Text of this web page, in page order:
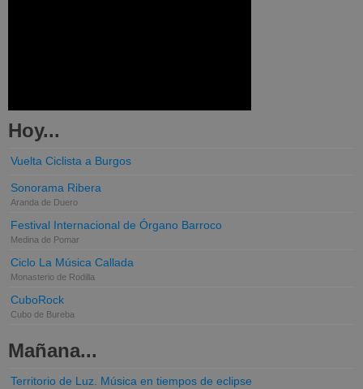
Hoy...
Vuelta Ciclista a Burgos
Sonorama Ribera
Aranda de Duero
Festival Internacional de Órgano Barroco
Medina de Pomar
Ciclo La Música Callada
Monasterio de Rodilla
CuboRock
Cubo de Bureba
Mañana...
Territorio de Luz. Música en tiempos de eclipse